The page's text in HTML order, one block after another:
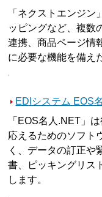
「ネクストエンジ
ッピングなど、複数
連携、商品ページ情
に必要な機能を備え
EDIシステム EOS
「EOS名人.NET」
応えるためのソフト
く、データの訂正や
書、ピッキングリス
します。